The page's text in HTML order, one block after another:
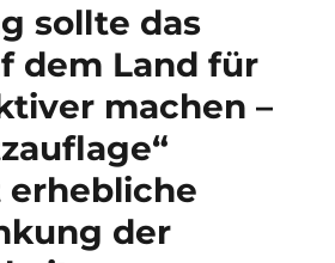
sollte das
dem Land für
machen –
der